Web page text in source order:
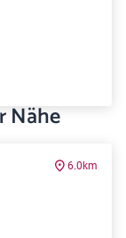
Nähe
6.0km